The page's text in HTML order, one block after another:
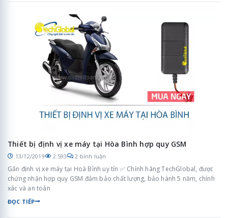
Thiết bị định vị xe máy tại Hòa Bình hợp quy GSM
13/12/2019 2.593 2 bình luận
Gắn định vị xe máy tại Hoà Bình uy tín ✅ Chính hãng TechGlobal, được
chứng nhận hợp quy GSM đảm bảo chất lượng, bảo hành 5 năm, chính
xác và an toàn
ĐỌC TIẾP